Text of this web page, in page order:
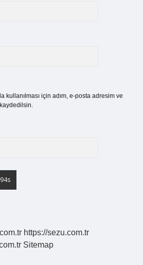
kullanılması için adım, e-posta adresim ve
https://sezu.com.tr
Sitemap